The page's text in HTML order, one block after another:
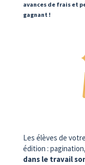
avances de frais et
gagnant !
Les élèves de
édition :
dans le travail